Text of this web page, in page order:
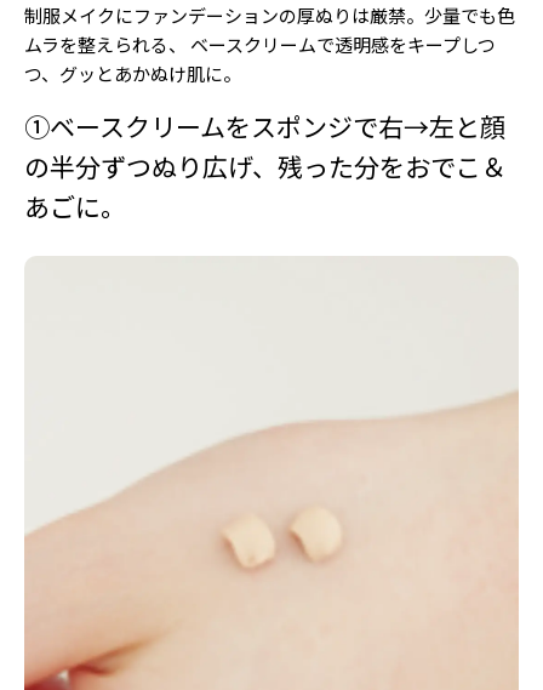
制服メイクにファンデーションの厚ぬりは厳禁。少量でも色
ムラを整えられる、 ベースクリームで透明感をキープしつ
つ、グッとあかぬけ肌に。
①ベースクリームをスポンジで右→左と顔
の半分ずつぬり広げ、残った分をおでこ＆
あごに。